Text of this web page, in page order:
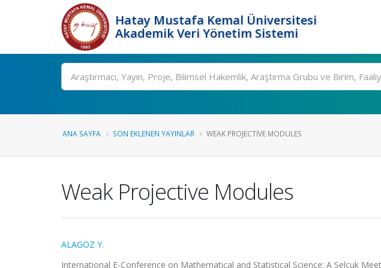
Hatay Mustafa Kemal Üniversitesi
Akademik Veri Yönetim Sistemi
Ara
ANA SAYFA SON EKLENEN YAYINLAR WEAK PROJECTIVE MODULES
Weak Projective Modules
ALAGÖZ Y.
International E-Conference on Mathematical and Statistical Science: A Selcuk